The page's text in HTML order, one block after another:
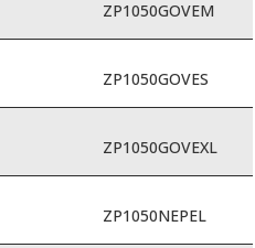
ZP1050GOVEM
ZP1050GOVES
ZP1050GOVEXL
ZP1050NEPEL